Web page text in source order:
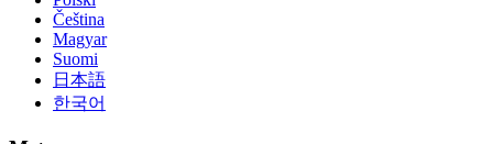
Čeština
Magyar
Suomi
日本語
한국어